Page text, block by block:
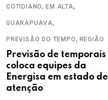
COTIDIANO,EM ALTA,
GUARAPUAVA,
PREVISÃO DO TEMPO, REGIÃO
Previsão de temporais
coloca equipes da
Energisa em estado de
atenção